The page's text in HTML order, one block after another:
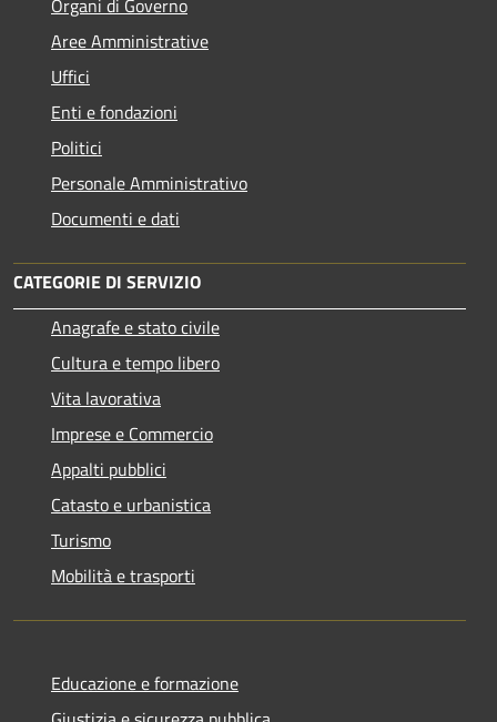
Organi di Governo
Aree Amministrative
Uffici
Enti e fondazioni
Politici
Personale Amministrativo
Documenti e dati
CATEGORIE DI SERVIZIO
Anagrafe e stato civile
Cultura e tempo libero
Vita lavorativa
Imprese e Commercio
Appalti pubblici
Catasto e urbanistica
Turismo
Mobilità e trasporti
Educazione e formazione